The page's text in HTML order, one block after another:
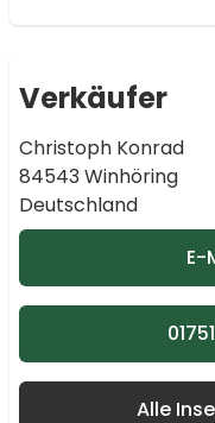
Verkäufer
Christoph Konrad
84543 Winhöring
Deutschland
E-
Alle